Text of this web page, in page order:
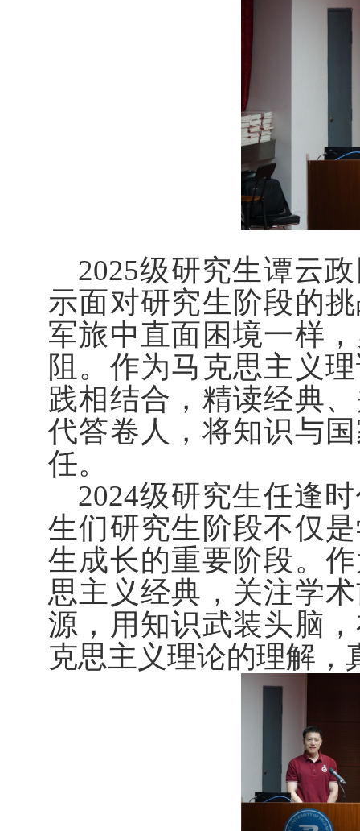
2025级研究生谭云
示面对研究生阶段的
军旅中直面困境一样
阻。作为马克思主义
践相结合，精读经典
代答卷人，将知识与
任。
2024级研究生任逢
生们研究生阶段不仅
生成长的重要阶段。
思主义经典，关注学
源，用知识武装头脑
克思主义理论的理解，